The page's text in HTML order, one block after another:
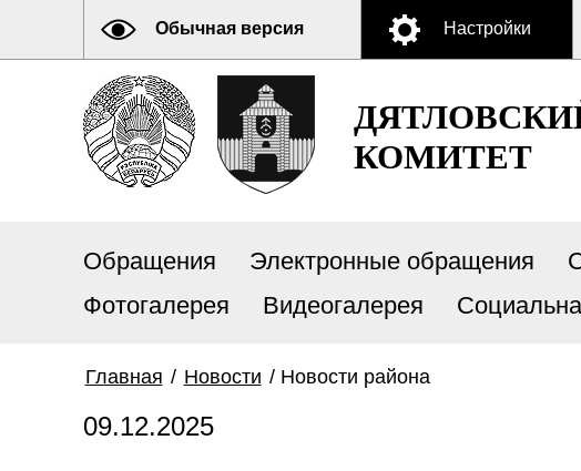
Обычная версия Настройки
КОМИТЕТ
Обращения Электронные обращения
Фотогалерея
Видеогалерея
Главная / Новости / Новости района
09.12.2025